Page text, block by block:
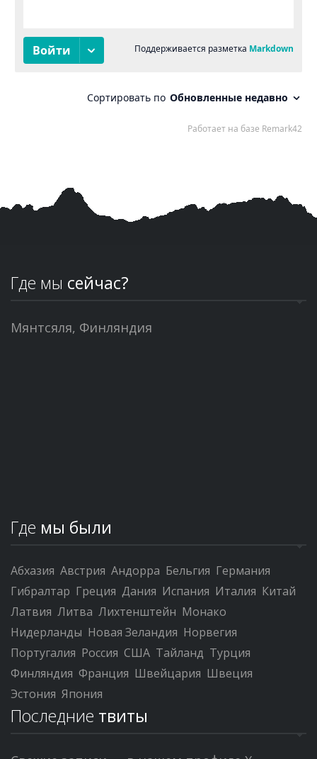
Где мы сейчас?
Мянтсяля, Финляндия
Где мы были
Абхазия Австрия Андорра Бельгия Германия
Гибралтар Греция Дания Испания Италия Китай
Латвия Литва Лихтенштейн Монако
Нидерланды Новая Зеландия Норвегия
Португалия Россия США Тайланд Турция
Финляндия Франция Швейцария Швеция
Эстония Япония
Последние твиты